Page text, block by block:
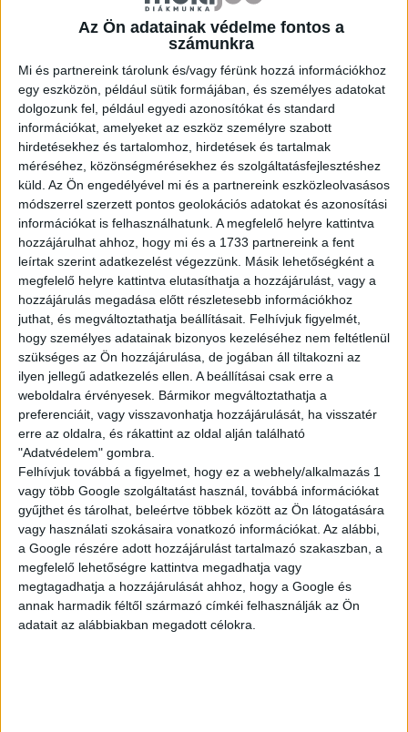
Az Ön adatainak védelme fontos a
számunkra
Mi és partnereink tárolunk és/vagy férünk hozzá információkhoz
egy eszközön, például sütik formájában, és személyes adatokat
dolgozunk fel, például egyedi azonosítókat és standard
információkat, amelyeket az eszköz személyre szabott
hirdetésekhez és tartalomhoz, hirdetések és tartalmak
méréséhez, közönségmérésekhez és szolgáltatásfejlesztéshez
küld. Az Ön engedélyével mi és a partnereink eszközleolvasásos
módszerrel szerzett pontos geolokációs adatokat és azonosítási
információkat is felhasználhatunk. A megfelelő helyre kattintva
hozzájárulhat ahhoz, hogy mi és a 1733 partnereink a fent
leírtak szerint adatkezelést végezzünk. Másik lehetőségként a
megfelelő helyre kattintva elutasíthatja a hozzájárulást, vagy a
hozzájárulás megadása előtt részletesebb információkhoz
juthat, és megváltoztathatja beállításait. Felhívjuk figyelmét,
hogy személyes adatainak bizonyos kezeléséhez nem feltétlenül
szükséges az Ön hozzájárulása, de jogában áll tiltakozni az
ilyen jellegű adatkezelés ellen. A beállításai csak erre a
weboldalra érvényesek. Bármikor megváltoztathatja a
preferenciáit, vagy visszavonhatja hozzájárulását, ha visszatér
erre az oldalra, és rákattint az oldal alján található
"Adatvédelem" gombra.
Felhívjuk továbbá a figyelmet, hogy ez a webhely/alkalmazás 1
vagy több Google szolgáltatást használ, továbbá információkat
gyűjthet és tárolhat, beleértve többek között az Ön látogatására
vagy használati szokásaira vonatkozó információkat. Az alábbi,
a Google részére adott hozzájárulást tartalmazó szakaszban, a
megfelelő lehetőségre kattintva megadhatja vagy
megtagadhatja a hozzájárulását ahhoz, hogy a Google és
annak harmadik féltől származó címkéi felhasználják az Ön
adatait az alábbiakban megadott célokra.
ALKALMI ÁRUHÁZI
KISEGÍTŐ
Siófok
18 év alatt végezhető
2.500,-Ft/óra
homeoffice